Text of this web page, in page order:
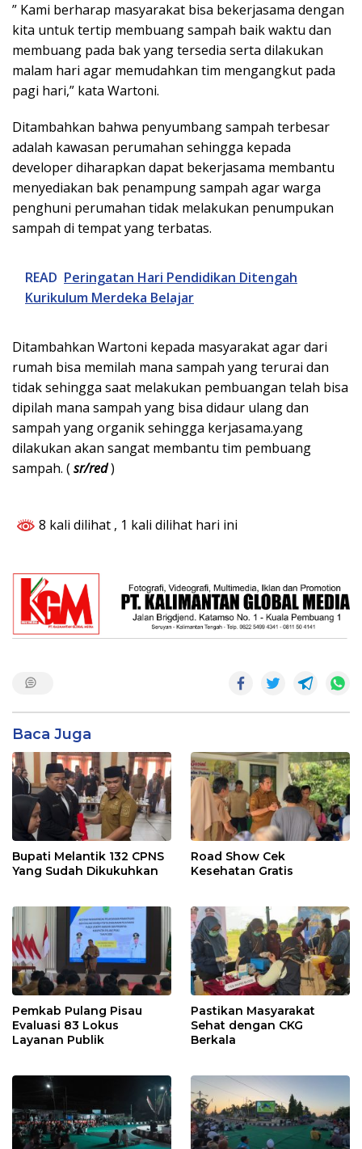
” Kami berharap masyarakat bisa bekerjasama dengan
kita untuk tertip membuang sampah baik waktu dan
membuang pada bak yang tersedia serta dilakukan
malam hari agar memudahkan tim mengangkut pada
pagi hari,” kata Wartoni.
Ditambahkan bahwa penyumbang sampah terbesar
adalah kawasan perumahan sehingga kepada
developer diharapkan dapat bekerjasama membantu
menyediakan bak penampung sampah agar warga
penghuni perumahan tidak melakukan penumpukan
sampah di tempat yang terbatas.
READ Peringatan Hari Pendidikan Ditengah
Kurikulum Merdeka Belajar
Ditambahkan Wartoni kepada masyarakat agar dari
rumah bisa memilah mana sampah yang terurai dan
tidak sehingga saat melakukan pembuangan telah bisa
dipilah mana sampah yang bisa didaur ulang dan
sampah yang organik sehingga kerjasama.yang
dilakukan akan sangat membantu tim pembuang
sampah. (sr/red)
8 kali dilihat , 1 kali dilihat hari ini
Baca Juga
Bupati Melantik 132 CPNS
Yang Sudah Dikukuhkan
Road Show Cek
Kesehatan Gratis
Pemkab Pulang Pisau
Evaluasi 83 Lokus
Layanan Publik
Pastikan Masyarakat
Sehat dengan CKG
Berkala